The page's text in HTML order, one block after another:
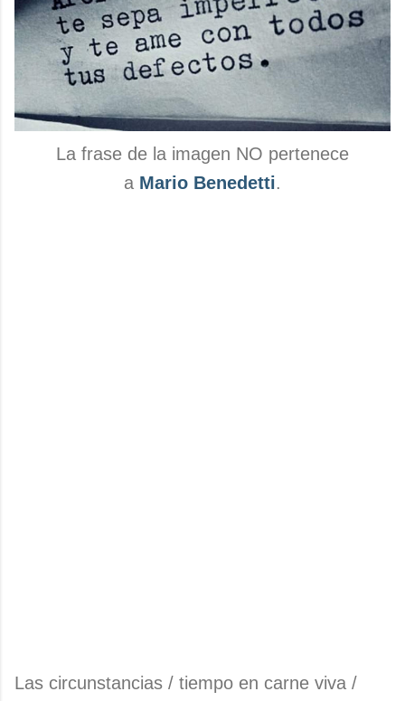
La frase de la imagen NO pertenece
a Mario Benedetti.
Las circunstancias / tiempo en carne viva /